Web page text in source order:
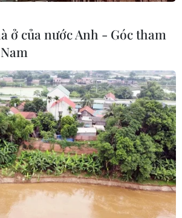
ở của nước Anh - Góc tham